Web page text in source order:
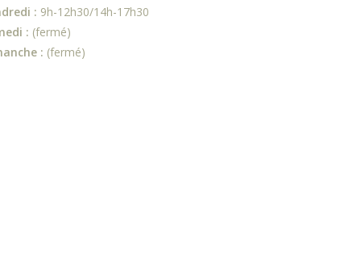
: 9h-12h30/14h-17h30
: (fermé)
: (fermé)